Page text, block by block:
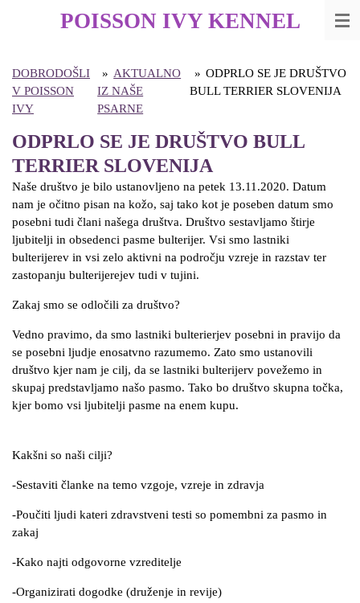
content
POISSON IVY KENNEL
DOBRODOŠLI
V POISSON
IVY
» AKTUALNO
IZ NAŠE
PSARNE
» ODPRLO SE JE DRUŠTVO
BULL TERRIER SLOVENIJA
ODPRLO SE JE DRUŠTVO BULL
TERRIER SLOVENIJA
Naše društvo je bilo ustanovljeno na petek 13.11.2020. Datum
nam je očitno pisan na kožo, saj tako kot je poseben datum smo
posebni tudi člani našega društva. Društvo sestavljamo štirje
ljubitelji in obsedenci pasme bulterijer. Vsi smo lastniki
bulterijerev in vsi zelo aktivni na področju vzreje in razstav ter
zastopanju bulterijerejev tudi v tujini.
Zakaj smo se odločili za društvo?
Vedno pravimo, da smo lastniki bulterierjev posebni in pravijo da
se posebni ljudje enosatvno razumemo. Zato smo ustanovili
društvo kjer nam je cilj, da se lastniki bulterijerv povežemo in
skupaj predstavljamo našo pasmo. Tako bo društvo skupna točka,
kjer bomo vsi ljubitelji pasme na enem kupu.
Kakšni so naši cilji?
-Sestaviti članke na temo vzgoje, vzreje in zdravja
-Poučiti ljudi kateri zdravstveni testi so pomembni za pasmo in
zakaj
-Kako najti odgovorne vzreditelje
-Organizirati dogodke (druženje in revije)